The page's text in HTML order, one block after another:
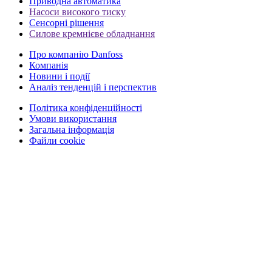
Насоси високого тиску
Сенсорні рішення
Силове кремнієве обладнання
Про компанію Danfoss
Компанія
Новини і події
Аналіз тенденцій і перспектив
Політика конфіденційності
Умови використання
Загальна інформація
Файли cookie